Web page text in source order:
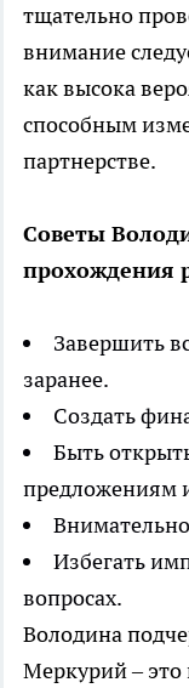
тщательно
внимание
как высока
способным
партнерстве.
Советы
прохождения
Завершить
заранее.
Создать
Быть
предложениям
Избегать
вопросах.
Володина
Меркурий – это